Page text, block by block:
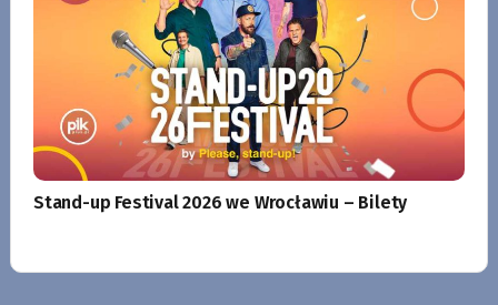
Stand-up Festival 2026 we Wrocławiu – Bilety